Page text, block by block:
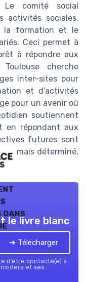
Le comité social
activités sociales,
la formation et le
Ceci permet à
à répondre aux
cherche
inter-sites pour
et d'activités
pour un avenir où
soutiennent
en répondant aux
futures sont
mais déterminé,
dans
le livre blanc
➔ Télécharger
d’être contacté(e) à
et ses